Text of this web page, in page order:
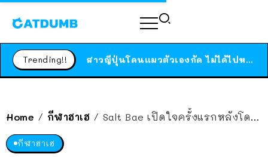
Trending!! ได้เวลาเด็กหนวดรวมตัว RF Online Next เปิดให้เล่นแล้ว เกม Sci-Fi MMORPG ระดับตำนาน เล่นได้ทั้งมือถือและ PC
Home / กีฬาฮาเฮ / Salt Bae เปิดใจครั้งแรกหลังโดนทัวร์ลง เข็ด จะไม่ลงสนามไปอีกแล้ว ไม่เข้าใจ คนคนตั้งเยอะ โดนคนเดียว
กีฬาฮาเฮ